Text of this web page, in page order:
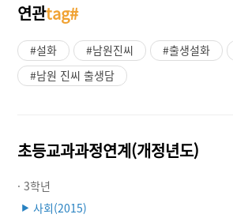
연관tag#
#설화 #남원진씨 #출생설화
#남원 진씨 출생담
초등교과과정연계(개정년도)
· 3학년
▶ 사회(2015)